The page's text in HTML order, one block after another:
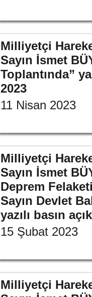
Milliyetçi
Sayın İsmet
Toplantında”
2023
11 Nisan 2023
Milliyetçi
Sayın İsmet
Deprem
Sayın Devlet
yazılı basın
15 Şubat 2023
Milliyetçi